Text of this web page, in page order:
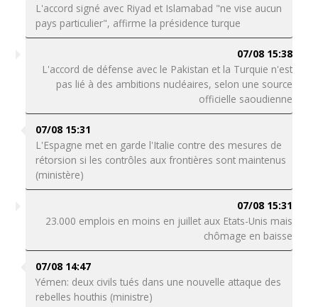
L'accord signé avec Riyad et Islamabad "ne vise aucun
pays particulier", affirme la présidence turque
07/08 15:38
L'accord de défense avec le Pakistan et la Turquie n'est
pas lié à des ambitions nucléaires, selon une source
officielle saoudienne
07/08 15:31
L'Espagne met en garde l'Italie contre des mesures de
rétorsion si les contrôles aux frontières sont maintenus
(ministère)
07/08 15:31
23.000 emplois en moins en juillet aux Etats-Unis mais
chômage en baisse
07/08 14:47
Yémen: deux civils tués dans une nouvelle attaque des
rebelles houthis (ministre)